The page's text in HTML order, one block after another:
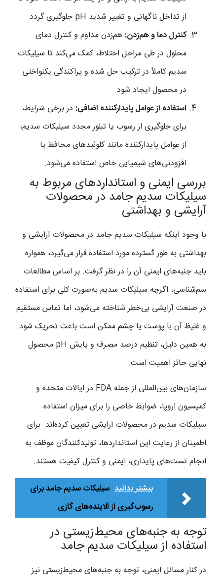
از تداخل ناگهانی و تغییر شدید pH جلوگیری گردد.
کنترل دما و هم‌زدن: هم‌زدن مداوم و کنترل دمای
محلول در طی مراحل اختلاط، کمک می‌کند تا سیلیکات
سدیم کاملاً در ترکیب حل شده و پراکندگی یکنواختی
در محصول ایجاد شود.
استفاده از عوامل پایدارکننده اضافی: در برخی شرایط،
برای جلوگیری از رسوب یا تبلور مجدد سیلیکات سدیم،
از عوامل پایدارکننده مانند کلوئیدهای محافظ یا
افزودنی‌های شیمیایی خاص استفاده می‌شود.
بررسی ایمنی و استانداردهای مربوط به
سیلیکات سدیم جامد در محصولات
آرایشی و بهداشتی
با وجود اینکه سیلیکات سدیم جامد در محصولات آرایشی و
بهداشتی به طور گسترده مورد استفاده قرار می‌گیرد، همواره
باید جنبه‌های ایمنی آن را در نظر گرفت. بر اساس مطالعات
سم‌شناسی، اگرچه سیلیکات سدیم به‌صورت کلی برای استفاده
در صنعت آرایشی بی‌خطر شناخته می‌شود، اما تماس مستقیم
و غلیظ آن با پوست یا چشم ممکن است باعث تحریک شود.
به همین دلیل، تنظیم درصد مصرف و پایش pH محصول
نهایی حائز اهمیت است.
سازمان‌های بین‌المللی از جمله FDA در ایالات متحده و
کمیسیون اروپا، ضوابط خاصی را برای میزان استفاده
سیلیکات سدیم در محصولات آرایشی تعیین کرده‌اند. برای
اطمینان از رعایت این استانداردها، تولیدکنندگان موظف به
انجام تست‌های پایداری، ایمنی و کنترل کیفیت هستند.
بیشتر بدانید سیلیکات سدیم جامد برای
رسوب‌گیری از آلاینده‌های گازی
توجه به جنبه‌های محیط‌زیستی در
استفاده از سیلیکات سدیم جامد
در کنار مسائل ایمنی، توجه به جنبه‌های محیط‌زیستی نیز